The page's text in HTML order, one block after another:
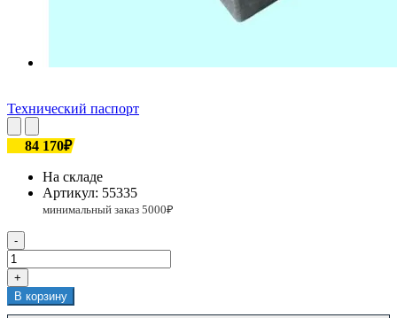
Технический паспорт
84 170₽
На складе
Артикул: 55335
-
+
В корзину